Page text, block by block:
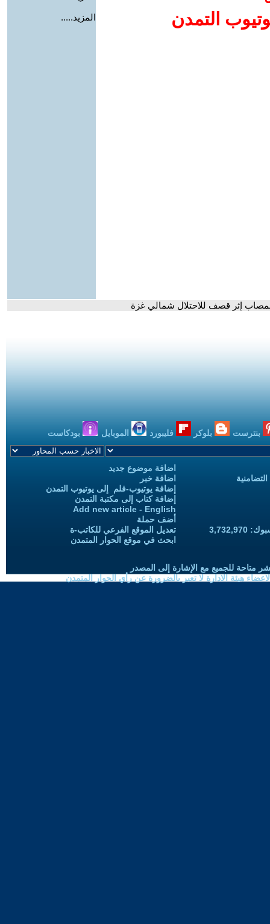
التمدن
المزيد.....
إثر قصف للاحتلال شمالي غزة
بنترست بلوكر فليبورد الموبايل بودكاست
اضافة موضوع جديد
اضافة خبر
إضافة يوتيوب-فلم إلى يوتيوب التمدن
إضافة كتاب إلى مكتبة التمدن
Add new article - English
أضف حملة
تعديل الموقع الفرعي للكاتب-ة
ابحث في موقع الحوار المتمدن
متاحة للجميع مع الإشارة إلى المصدر
هيئة الادارة لا تعبر بالضرورة عن رأي الحوار المتمدن